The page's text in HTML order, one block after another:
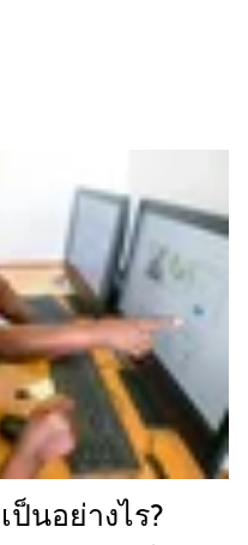
นอย่างไร?